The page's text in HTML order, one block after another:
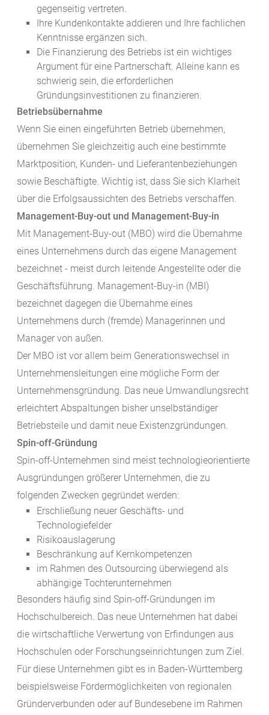
gegenseitig vertreten.
Ihre Kundenkontakte addieren und Ihre fachlichen
Kenntnisse ergänzen sich.
Die Finanzierung des Betriebs ist ein wichtiges
Argument für eine Partnerschaft. Alleine kann es
schwierig sein, die erforderlichen
Gründungsinvestitionen zu finanzieren.
Betriebsübernahme
Wenn Sie einen eingeführten Betrieb übernehmen,
übernehmen Sie gleichzeitig auch eine bestimmte
Marktposition, Kunden- und Lieferantenbeziehungen
sowie Beschäftigte. Wichtig ist, dass Sie sich Klarheit
über die Erfolgsaussichten des Betriebs verschaffen.
Management-Buy-out und Management-Buy-in
Mit Management-Buy-out (MBO) wird die Übernahme
eines Unternehmens durch das eigene Management
bezeichnet - meist durch leitende Angestellte oder die
Geschäftsführung. Management-Buy-in (MBI)
bezeichnet dagegen die Übernahme eines
Unternehmens durch (fremde) Managerinnen und
Manager von außen.
Der MBO ist vor allem beim Generationswechsel in
Unternehmensleitungen eine mögliche Form der
Unternehmensgründung. Das neue Umwandlungsrecht
erleichtert Abspaltungen bisher unselbständiger
Betriebsteile und damit neue Existenzgründungen.
Spin-off-Gründung
Spin-off-Unternehmen sind meist technologieorientierte
Ausgründungen größerer Unternehmen, die zu
folgenden Zwecken gegründet werden:
Erschließung neuer Geschäfts- und
Technologiefelder
Risikoauslagerung
Beschränkung auf Kernkompetenzen
im Rahmen des Outsourcing überwiegend als
abhängige Tochterunternehmen
Besonders häufig sind Spin-off-Gründungen im
Hochschulbereich. Das neue Unternehmen hat dabei
die wirtschaftliche Verwertung von Erfindungen aus
Hochschulen oder Forschungseinrichtungen zum Ziel.
Für diese Unternehmen gibt es in Baden-Württemberg
beispielsweise Fördermöglichkeiten von regionalen
Gründerverbunden oder auf Bundesebene im Rahmen